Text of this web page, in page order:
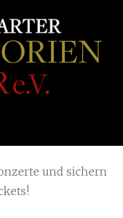
2011Podzim
und sichern